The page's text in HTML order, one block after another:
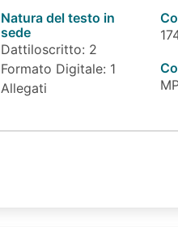
Natura del testo in
sede
Dattiloscritto: 2
Formato Digitale: 1
Allegati